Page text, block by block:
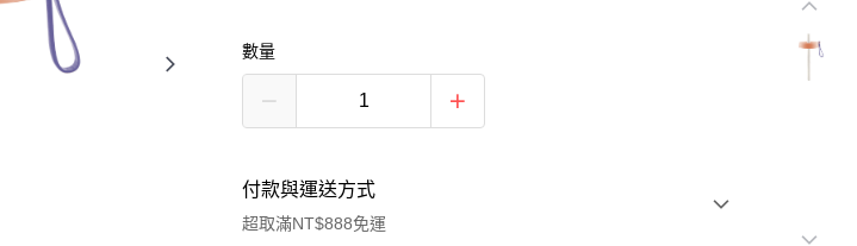
數量
付款與運送方式
超取滿NT$888免運